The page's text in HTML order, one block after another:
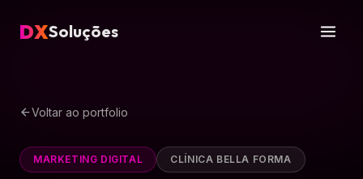
DXSoluções
Voltar ao portfolio
MARKETING DIGITAL CLÍNICA BELLA FORMA